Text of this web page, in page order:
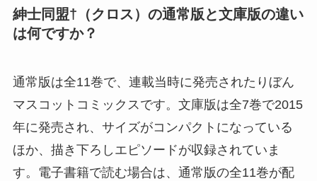
紳士同盟†（クロス）の通常版と文庫版の違い
は何ですか？
通常版は全11巻で、連載当時に発売されたりぼん
マスコットコミックスです。文庫版は全7巻で2015
年に発売され、サイズがコンパクトになっている
ほか、描き下ろしエピソードが収録されていま
す。電子書籍で読む場合は、通常版の全11巻が配